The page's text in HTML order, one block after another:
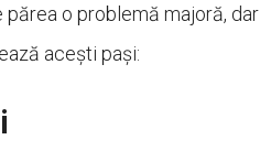
o problemă majoră, dar
acești pași: